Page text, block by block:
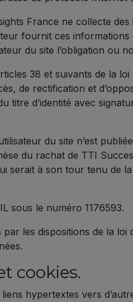
France ne collecte
fournit ces
du site l’obligation ou
38 et suivants de la
de rectification et
titre d’identité avec
du site n’est
du rachat de TTI
serait à son tour tenu de
sous le numéro 1176593.
les dispositions de la
cookies.
hypertextes vers